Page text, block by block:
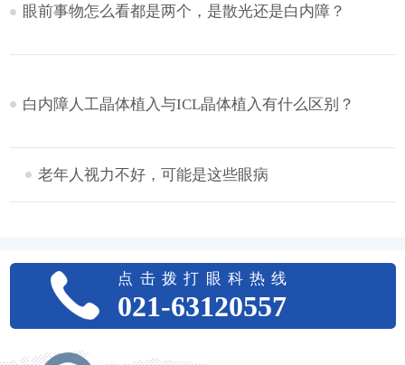
眼前事物怎么看都是两个，是散光还是白内障？
白内障人工晶体植入与ICL晶体植入有什么区别？
老年人视力不好，可能是这些眼病
点击拨打眼科热线
021-63120557